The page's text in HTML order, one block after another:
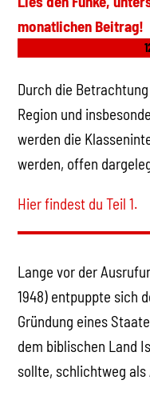
monatlichen Beitrag!
Durch die
Region und
werden die
werden, offen
Hier findest du Teil 1.
Lange vor der
1948) entpuppte sich
Gründung eines
dem biblischen Land
sollte, schlichtweg als